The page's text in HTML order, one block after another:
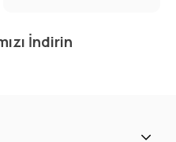
İndirin